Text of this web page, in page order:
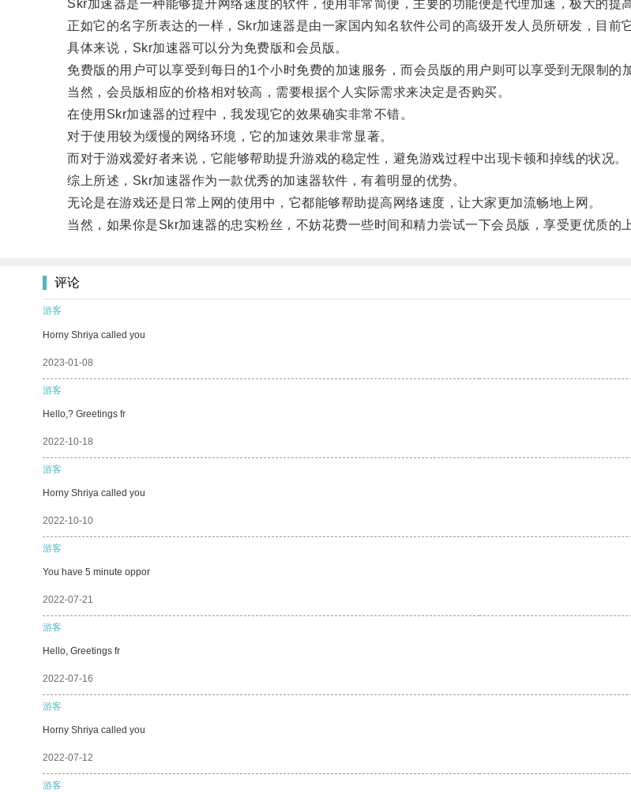
Skr加速器是一种能够提升网络速度的软件，使用非常简便，主要的功能便是代理加速，极大的提
正如它的名字所表达的一样，Skr加速器是由一家国内知名软件公司的高级开发人员所研发，目前
具体来说，Skr加速器可以分为免费版和会员版。
免费版的用户可以享受到每日的1个小时免费的加速服务，而会员版的用户则可以享受到无限制的加
当然，会员版相应的价格相对较高，需要根据个人实际需求来决定是否购买。
在使用Skr加速器的过程中，我发现它的效果确实非常不错。
对于使用较为缓慢的网络环境，它的加速效果非常显著。
而对于游戏爱好者来说，它能够帮助提升游戏的稳定性，避免游戏过程中出现卡顿和掉线的状况。
综上所述，Skr加速器作为一款优秀的加速器软件，有着明显的优势。
无论是在游戏还是日常上网的使用中，它都能够帮助提高网络速度，让大家更加流畅地上网。
当然，如果你是Skr加速器的忠实粉丝，不妨花费一些时间和精力尝试一下会员版，享受更优质的上
评论
游客
Horny Shriya called you
2023-01-08
游客
Hello,? Greetings fr
2022-10-18
游客
Horny Shriya called you
2022-10-10
游客
You have 5 minute oppor
2022-07-21
游客
Hello, Greetings fr
2022-07-16
游客
Horny Shriya called you
2022-07-12
游客